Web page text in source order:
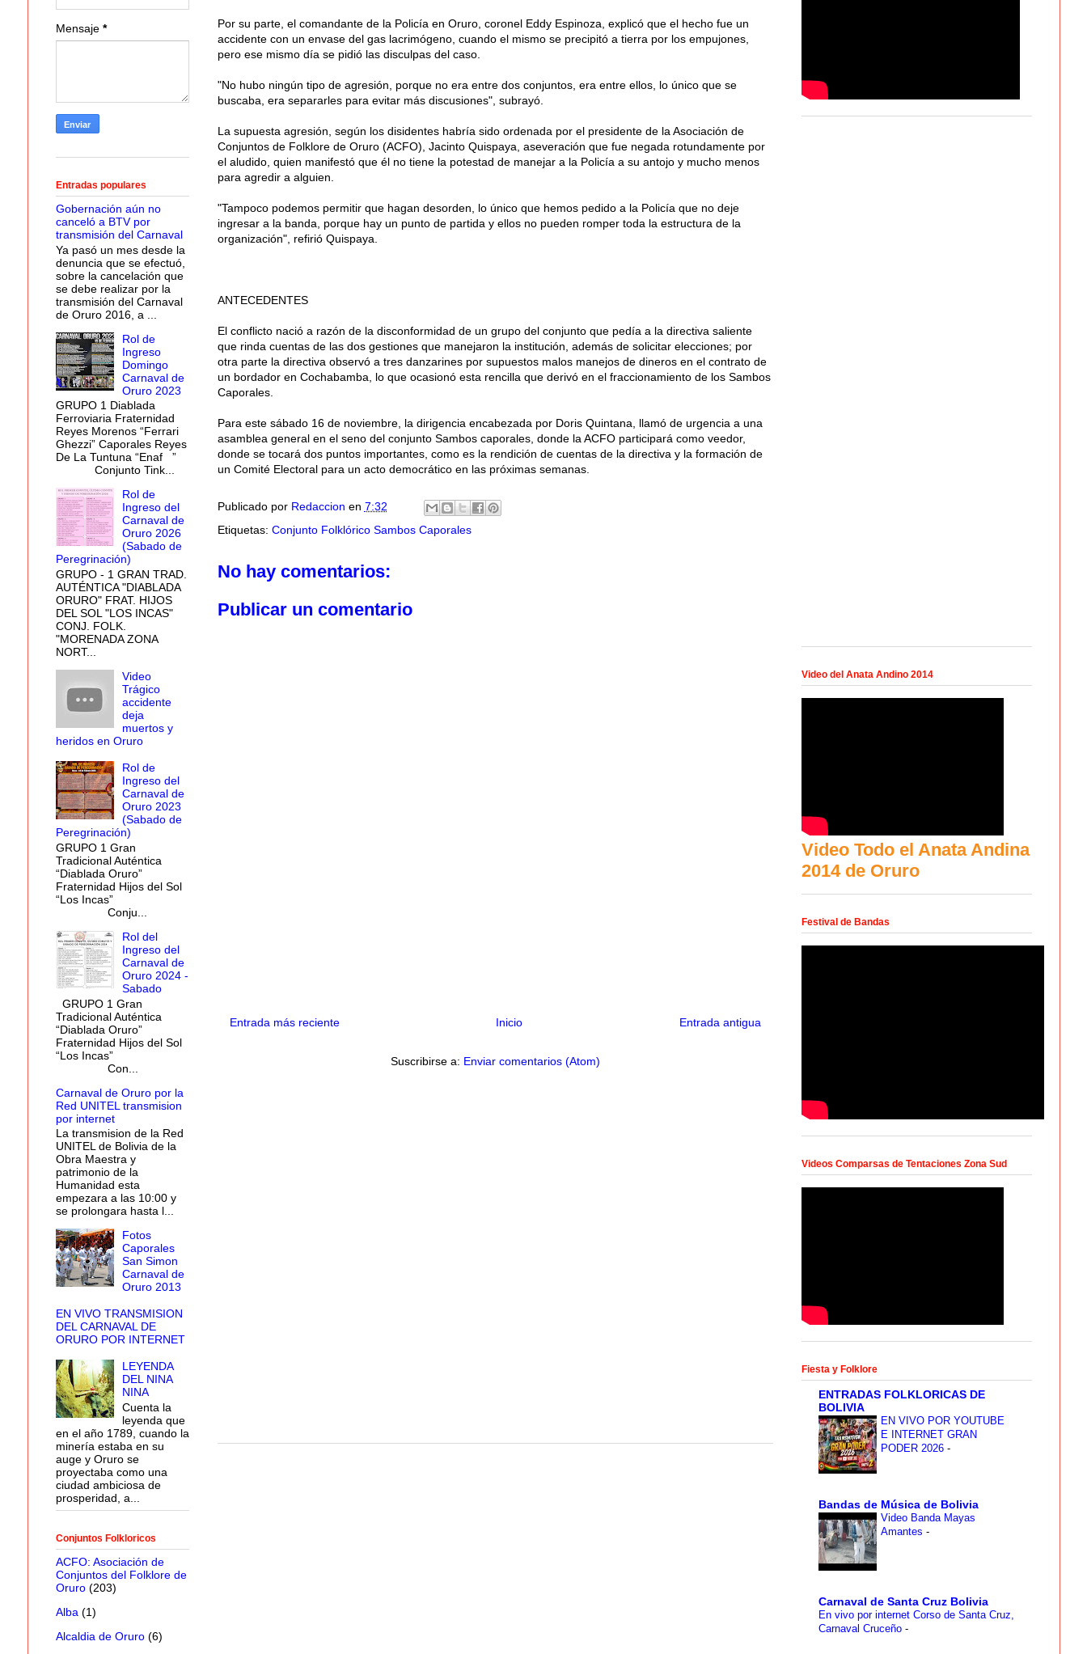
Por su parte, el comandante de la Policía en Oruro, coronel Eddy Espinoza, explicó que el hecho fue un
accidente con un envase del gas lacrimógeno, cuando el mismo se precipitó a tierra por los empujones,
pero ese mismo día se pidió las disculpas del caso.
"No hubo ningún tipo de agresión, porque no era entre dos conjuntos, era entre ellos, lo único que se
buscaba, era separarles para evitar más discusiones", subrayó.
La supuesta agresión, según los disidentes habría sido ordenada por el presidente de la Asociación de
Conjuntos de Folklore de Oruro (ACFO), Jacinto Quispaya, aseveración que fue negada rotundamente por
el aludido, quien manifestó que él no tiene la potestad de manejar a la Policía a su antojo y mucho menos
para agredir a alguien.
"Tampoco podemos permitir que hagan desorden, lo único que hemos pedido a la Policía que no deje
ingresar a la banda, porque hay un punto de partida y ellos no pueden romper toda la estructura de la
organización", refirió Quispaya.
ANTECEDENTES
El conflicto nació a razón de la disconformidad de un grupo del conjunto que pedía a la directiva saliente
que rinda cuentas de las dos gestiones que manejaron la institución, además de solicitar elecciones; por
otra parte la directiva observó a tres danzarines por supuestos malos manejos de dineros en el contrato de
un bordador en Cochabamba, lo que ocasionó esta rencilla que derivó en el fraccionamiento de los Sambos
Caporales.
Para este sábado 16 de noviembre, la dirigencia encabezada por Doris Quintana, llamó de urgencia a una
asamblea general en el seno del conjunto Sambos caporales, donde la ACFO participará como veedor,
donde se tocará dos puntos importantes, como es la rendición de cuentas de la directiva y la formación de
un Comité Electoral para un acto democrático en las próximas semanas.
Publicado por Redaccion en 7:32
Etiquetas: Conjunto Folklórico Sambos Caporales
No hay comentarios:
Publicar un comentario
Entrada más reciente Entrada antigua
Inicio
Suscribirse a: Enviar comentarios (Atom)
Mensaje *
Entradas populares
Gobernación aún no
canceló a BTV por
transmisión del Carnaval
Ya pasó un mes desde la
denuncia que se efectuó,
sobre la cancelación que
se debe realizar por la
transmisión del Carnaval
de Oruro 2016, a ...
Rol de
Ingreso
Domingo
Carnaval de
Oruro 2023
GRUPO 1 Diablada
Ferroviaria Fraternidad
Reyes Morenos “Ferrari
Ghezzi” Caporales Reyes
De La Tuntuna “Enaf ”
Conjunto Tink...
Rol de
Ingreso del
Carnaval de
Oruro 2026
(Sabado de
Peregrinación)
GRUPO - 1 GRAN TRAD.
AUTÉNTICA "DIABLADA
ORURO" FRAT. HIJOS
DEL SOL "LOS INCAS"
CONJ. FOLK.
"MORENADA ZONA
NORT...
Video
Trágico
accidente
deja
muertos y
heridos en Oruro
Rol de
Ingreso del
Carnaval de
Oruro 2023
(Sabado de
Peregrinación)
GRUPO 1 Gran
Tradicional Auténtica
“Diablada Oruro”
Fraternidad Hijos del Sol
“Los Incas”
Conju...
Rol del
Ingreso del
Carnaval de
Oruro 2024 -
Sabado
GRUPO 1 Gran
Tradicional Auténtica
“Diablada Oruro”
Fraternidad Hijos del Sol
“Los Incas”
Con...
Carnaval de Oruro por la
Red UNITEL transmision
por internet
La transmision de la Red
UNITEL de Bolivia de la
Obra Maestra y
patrimonio de la
Humanidad esta
empezara a las 10:00 y
se prolongara hasta l...
Fotos
Caporales
San Simon
Carnaval de
Oruro 2013
EN VIVO TRANSMISION
DEL CARNAVAL DE
ORURO POR INTERNET
LEYENDA
DEL NINA
NINA
Cuenta la
leyenda que
en el año 1789, cuando la
minería estaba en su
auge y Oruro se
proyectaba como una
ciudad ambiciosa de
prosperidad, a...
Conjuntos Folkloricos
ACFO: Asociación de
Conjuntos del Folklore de
Oruro (203)
Alba (1)
Alcaldia de Oruro (6)
Video del Anata Andino 2014
Video Todo el Anata Andina
2014 de Oruro
Festival de Bandas
Videos Comparsas de Tentaciones Zona Sud
Fiesta y Folklore
ENTRADAS FOLKLORICAS DE
BOLIVIA
EN VIVO POR YOUTUBE
E INTERNET GRAN
PODER 2026 -
Bandas de Música de Bolivia
Video Banda Mayas
Amantes -
Carnaval de Santa Cruz Bolivia
En vivo por internet Corso de Santa Cruz,
Carnaval Cruceño -